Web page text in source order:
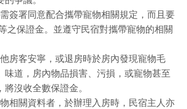
簽署同意配合攜帶寵物相關規定，而且要
之保證金。並遵守民宿對攜帶寵物的相關
房客安寧，或退房時於房內發現寵物毛
味道，房內物品損害、污損，或寵物甚至
沒收全數保證金。
相關資料者，於辦理入房時，民宿主人亦